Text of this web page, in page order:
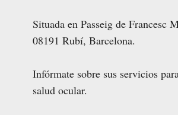
Situada en Passeig de Francesc
08191 Rubí, Barcelona.
Infórmate sobre sus servicios
salud ocular.